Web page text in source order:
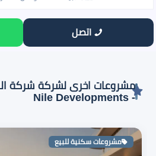
اتصل
مشروعات اخرى لشركة شركة
- Nile Developments
مشروعات سكنية للبيع